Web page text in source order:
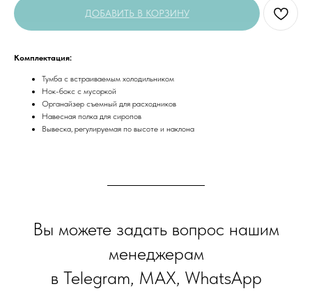
ДОБАВИТЬ В КОРЗИНУ
Комплектация:
Тумба с встраиваемым холодильником
Нок-бокс с мусоркой
Органайзер съемный для расходников
Навесная полка для сиропов
Вывеска, регулируемая по высоте и наклона
Вы можете задать вопрос нашим
менеджерам
в Telegram, MAX, WhatsApp